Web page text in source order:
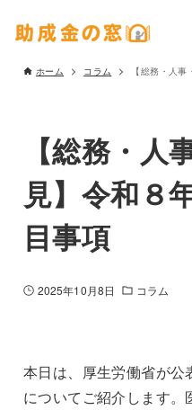
ホーム コラム 【総務・人
【総務・人
見】令和８
目事項
2025年10月8日 コラム
本日は、厚生労働省が
についてご紹介します